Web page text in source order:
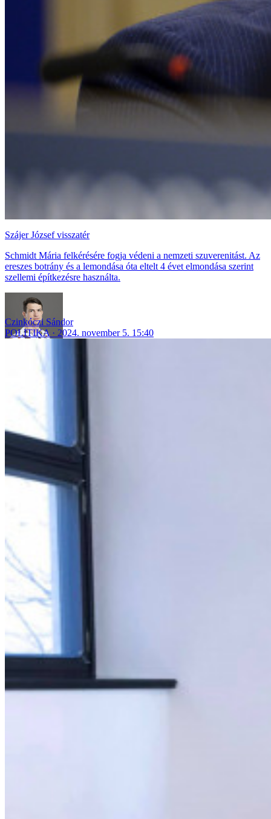
Szájer József visszatér
Schmidt Mária felkérésére fogja védeni a nemzeti szuverenitást. Az
ereszes botrány és a lemondása óta eltelt 4 évet elmondása szerint
szellemi építkezésre használta.
Czinkóczi Sándor
POLITIKA
2024. november 5. 15:40